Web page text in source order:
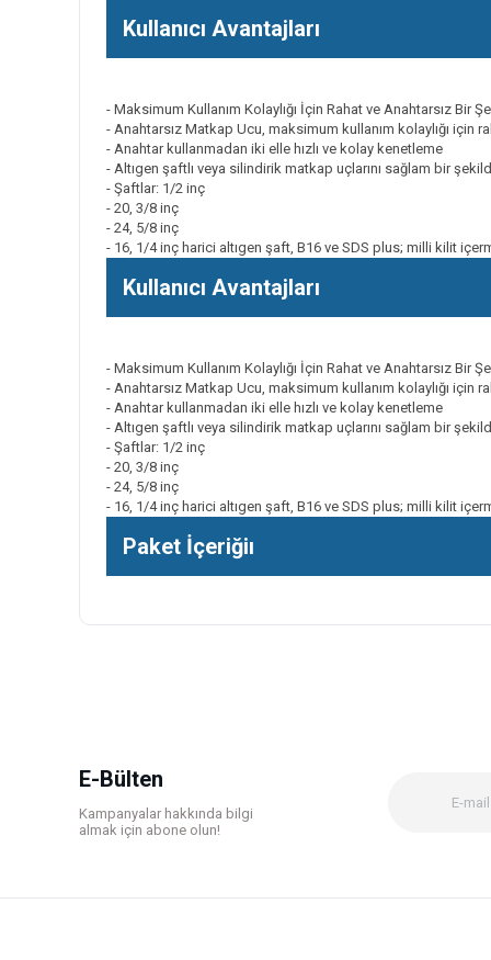
Kullanıcı Avantajları
- Maksimum Kullanım Kolaylığı İçin Rahat ve Anahtarsız Bir
- Anahtarsız Matkap Ucu, maksimum kullanım kolaylığı için
- Anahtar kullanmadan iki elle hızlı ve kolay kenetleme
- Altıgen şaftlı veya silindirik matkap uçlarını sağlam bir
- Şaftlar: 1/2 inç
- 20, 3/8 inç
- 24, 5/8 inç
- 16, 1/4 inç harici altıgen şaft, B16 ve SDS plus; milli kilit
Kullanıcı Avantajları
- Maksimum Kullanım Kolaylığı İçin Rahat ve Anahtarsız Bir
- Anahtarsız Matkap Ucu, maksimum kullanım kolaylığı için
- Anahtar kullanmadan iki elle hızlı ve kolay kenetleme
- Altıgen şaftlı veya silindirik matkap uçlarını sağlam bir
- Şaftlar: 1/2 inç
- 20, 3/8 inç
- 24, 5/8 inç
- 16, 1/4 inç harici altıgen şaft, B16 ve SDS plus; milli kilit
Paket İçeriğiı
Bu ürünün fiyat bilgisi, resim, ürün açıklamalarında ve diğer
Bu ürüne benzer farklı alternatifler olmalı.
E-Bülten
Kampanyalar hakkında bilgi
almak için abone olun!